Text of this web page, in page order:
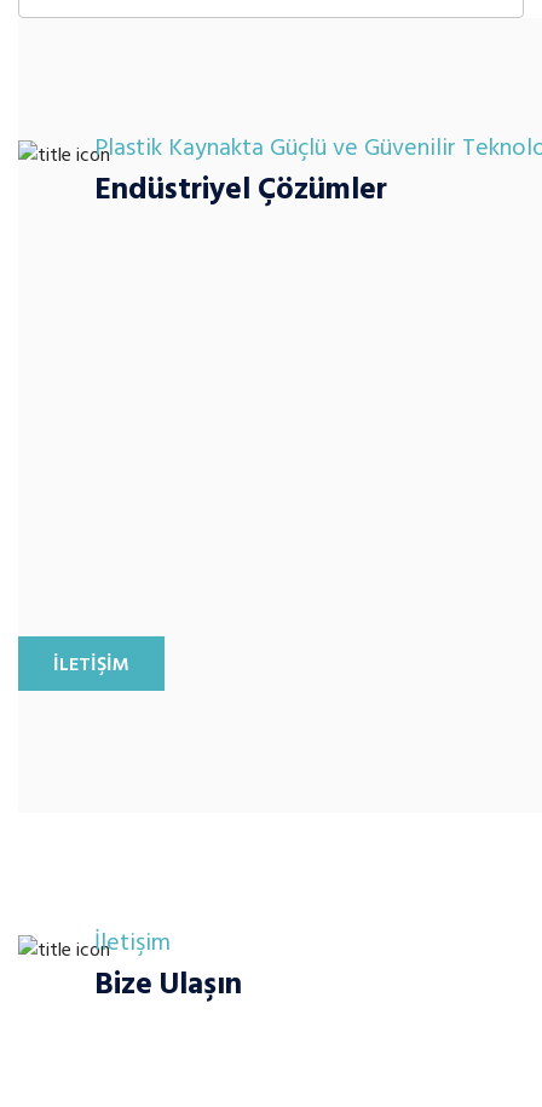
Plastik Kaynakta Güçlü ve Güvenilir
Endüstriyel Çözümler
İLETİŞİM
İletişim
Bize Ulaşın